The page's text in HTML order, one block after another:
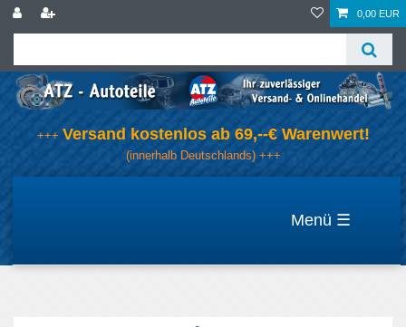
0,00 EUR
+++ Versand kostenlos ab 69,--€ Warenwert!
(innerhalb Deutschlands) +++
☰